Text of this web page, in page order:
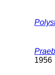
1956